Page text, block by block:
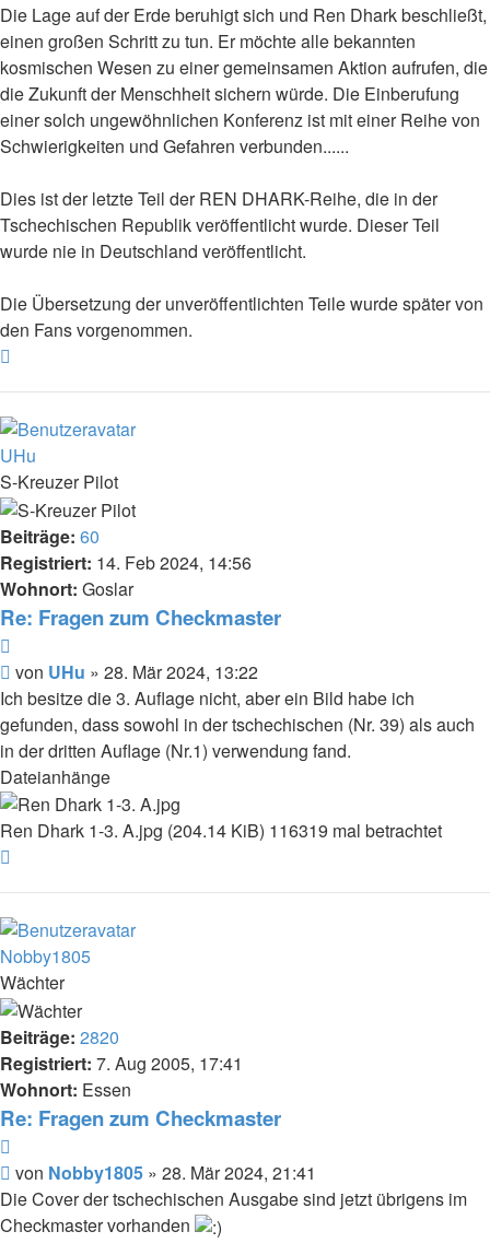
Die Lage auf der Erde beruhigt sich und Ren Dhark beschließt,
einen großen Schritt zu tun. Er möchte alle bekannten
kosmischen Wesen zu einer gemeinsamen Aktion aufrufen, die
die Zukunft der Menschheit sichern würde. Die Einberufung
einer solch ungewöhnlichen Konferenz ist mit einer Reihe von
Schwierigkeiten und Gefahren verbunden......
Dies ist der letzte Teil der REN DHARK-Reihe, die in der
Tschechischen Republik veröffentlicht wurde. Dieser Teil
wurde nie in Deutschland veröffentlicht.
Die Übersetzung der unveröffentlichten Teile wurde später von
den Fans vorgenommen.
UHu
S-Kreuzer Pilot
Beiträge: 60
Registriert: 14. Feb 2024, 14:56
Wohnort: Goslar
Re: Fragen zum Checkmaster
Beitrag
von UHu » 28. Mär 2024, 13:22
Ich besitze die 3. Auflage nicht, aber ein Bild habe ich
gefunden, dass sowohl in der tschechischen (Nr. 39) als auch
in der dritten Auflage (Nr.1) verwendung fand.
Dateianhänge
Ren Dhark 1-3. A.jpg (204.14 KiB) 116319 mal betrachtet
Nobby1805
Wächter
Beiträge: 2820
Registriert: 7. Aug 2005, 17:41
Wohnort: Essen
Re: Fragen zum Checkmaster
Beitrag
von Nobby1805 » 28. Mär 2024, 21:41
Die Cover der tschechischen Ausgabe sind jetzt übrigens im
Checkmaster vorhanden